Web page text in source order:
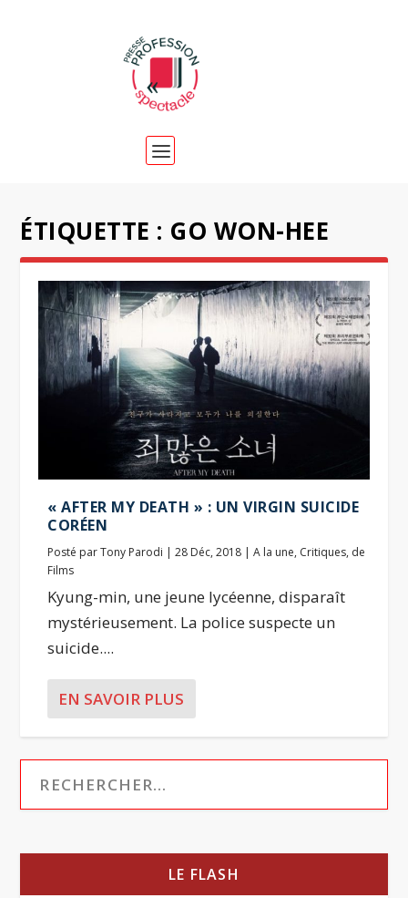
ÉTIQUETTE : GO WON-HEE
« AFTER MY DEATH » : UN VIRGIN SUICIDE
CORÉEN
Posté parTony Parodi |28 Déc, 2018 |A la une, Critiques, de
Films
Kyung-min, une jeune lycéenne, disparaît
mystérieusement. La police suspecte un
suicide....
EN SAVOIR PLUS
LE FLASH